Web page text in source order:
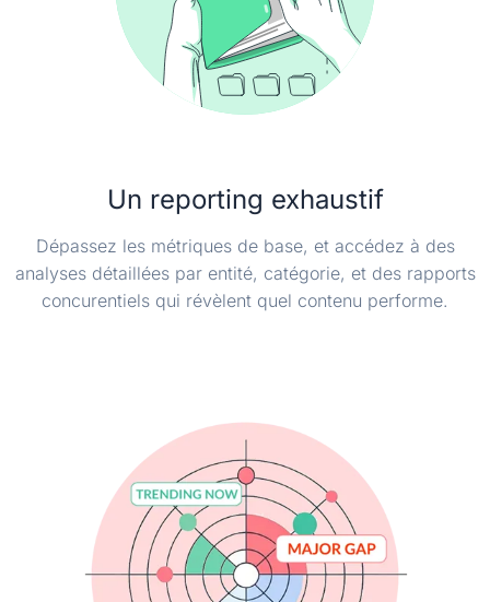
Un reporting exhaustif
Dépassez les métriques de base, et accédez à des
analyses détaillées par entité, catégorie, et des rapports
concurentiels qui révèlent quel contenu performe.